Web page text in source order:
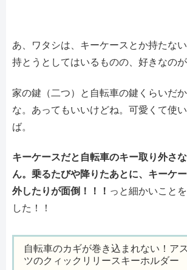
あ、ワタシは、キーケースとか持たない
持とうとしてはいるものの、好きなのが
家の鍵（二つ）と自転車の鍵くらいだ
な。あってもいいけどね。可愛くて使
ば。
キーケースだと自転車のキー取り外さ
ん。乗るたびや降りたあとに、キーケー
外したりが面倒！！！ っと細かいこと
した！！
自転車のカギが巻き込まれない！ア
ツのクィックリリースキーホルダー